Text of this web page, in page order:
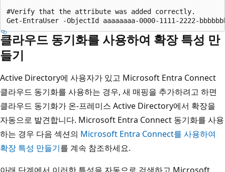
#Verify that the attribute was added correctly.
클라우드 동기화를 사용하여 확장 특성 만
들기
Active Directory에 사용자가 있고 Microsoft Entra Connect
클라우드 동기화를 사용하는 경우, 새 매핑을 추가하려고 하면
클라우드 동기화가 온-프레미스 Active Directory에서 확장을
자동으로 발견합니다. Microsoft Entra Connect 동기화를 사용
하는 경우 다음 섹션의 Microsoft Entra Connect를 사용하여
확장 특성 만들기를 계속 참조하세요.
아래 단계에서 이러한 특성을 자동으로 검색하고 Microsoft